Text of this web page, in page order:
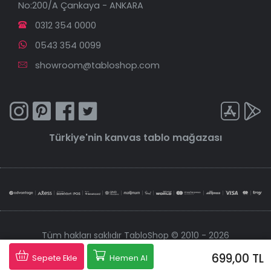
699,00 TL
Sepete Ekle Hemen Al
No:200/A Çankaya - ANKARA
0312 354 0000
0543 354 0099
showroom@tabloshop.com
Türkiye'nin kanvas tablo mağazası
Tüm hakları saklıdır TabloShop © 2010 - 2026
Tabloshop, 256 bit şifreleme sistemiyle korunmaktadır.